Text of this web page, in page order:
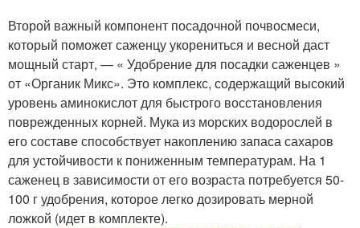
Второй важный компонент посадочной почвосмеси,
который поможет саженцу укорениться и весной даст
мощный старт, — « Удобрение для посадки саженцев »
от «Органик Микс». Это комплекс, содержащий высокий
уровень аминокислот для быстрого восстановления
поврежденных корней. Мука из морских водорослей в
его составе способствует накоплению запаса сахаров
для устойчивости к пониженным температурам. На 1
саженец в зависимости от его возраста потребуется 50-
100 г удобрения, которое легко дозировать мерной
ложкой (идет в комплекте).